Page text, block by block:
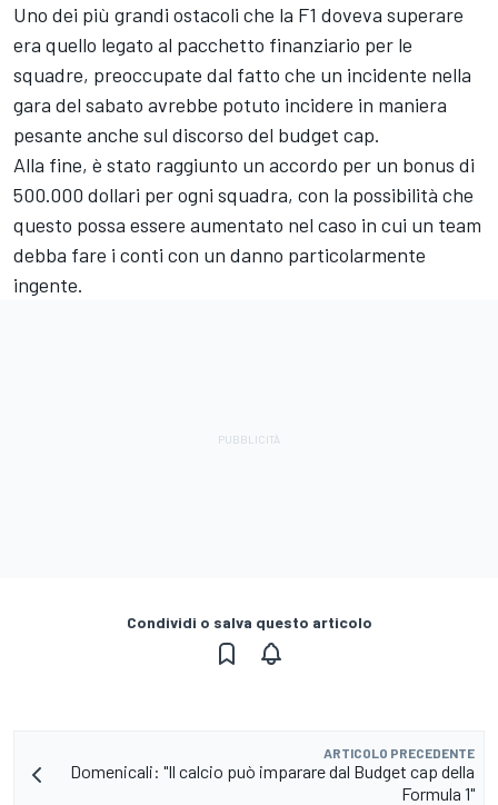
Uno dei più grandi ostacoli che la F1 doveva superare
era quello legato al pacchetto finanziario per le
squadre, preoccupate dal fatto che un incidente nella
gara del sabato avrebbe potuto incidere in maniera
pesante anche sul discorso del budget cap.
Alla fine, è stato raggiunto un accordo per un bonus di
500.000 dollari per ogni squadra, con la possibilità che
questo possa essere aumentato nel caso in cui un team
debba fare i conti con un danno particolarmente
ingente.
Condividi o salva questo articolo
ARTICOLO PRECEDENTE
Domenicali: "Il calcio può imparare dal Budget cap della
Formula 1"